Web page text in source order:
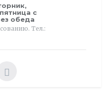
с
обеда
Тел.: